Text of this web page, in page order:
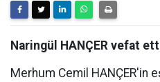
Naringül HANÇER vefat
Merhum Cemil HANÇER'in